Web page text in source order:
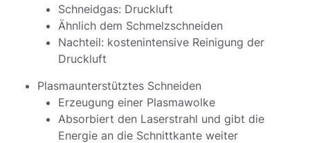
Schneidgas: Druckluft
Ähnlich dem Schmelzschneiden
Nachteil: kostenintensive Reinigung der
Druckluft
Plasmaunterstütztes Schneiden
Erzeugung einer Plasmawolke
Absorbiert den Laserstrahl und gibt die
Energie an die Schnittkante weiter